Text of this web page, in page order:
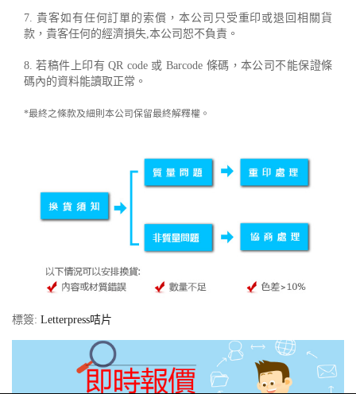
7. 貴客如有任何訂單的索償，本公司只受重印或退回相關貨
款，貴客任何的經濟損失,本公司恕不負責。
8. 若稿件上印有 QR code 或 Barcode 條碼，本公司不能保證條
碼內的資料能讀取正常。
*最終之條款及細則本公司保留最終解釋權。
標簽: Letterpress咭片